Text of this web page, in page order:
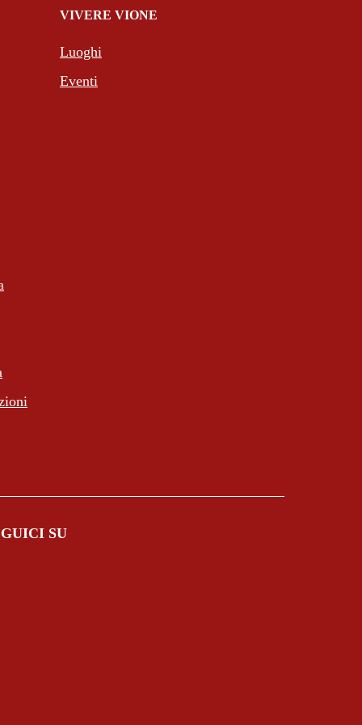
VIVERE VIONE
Luoghi
Eventi
SU